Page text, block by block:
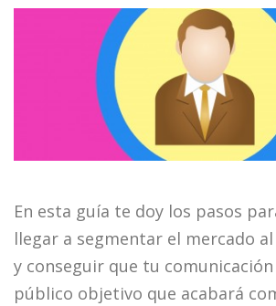
En esta guía te doy los pasos
llegar a segmentar el mercado
y conseguir que tu
público objetivo que acabará